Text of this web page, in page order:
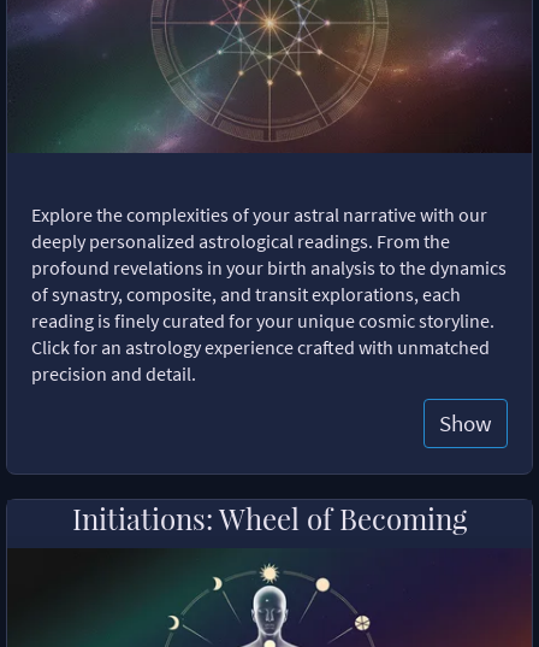
Explore the complexities of your astral narrative with our
deeply personalized astrological readings. From the
profound revelations in your birth analysis to the dynamics
of synastry, composite, and transit explorations, each
reading is finely curated for your unique cosmic storyline.
Click for an astrology experience crafted with unmatched
precision and detail.
Show
Initiations: Wheel of Becoming